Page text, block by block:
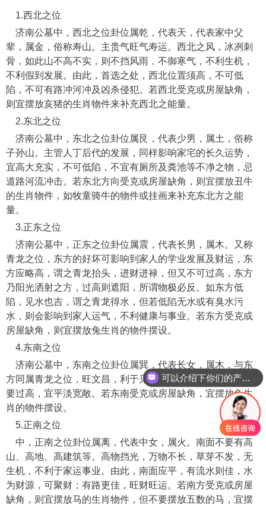
1.西北之位
济南公墓中，西北之位卦位属乾，代表天，代表家中父
辈，属金，俗称寿山。主贵气旺气寿运。西北之风，冰冽刺
骨，如此山不高不实，则不挡风雨，不御寒气，不利生机，
不利假到发展。由此，首选之处，西北位置须高，不可低
陷，不可有路冲河冲及凶杀侵犯。若西北受克或房屋缺角，
则宜摆放亥猪的生肖物件来补充西北之能量。
2.东北之位
济南公墓中，东北之位卦位属艮，代表少男，属土，俗称
子孙山。主管人丁后代的发展，同样影响家宅的长久运势，
宜高大充实，不可低陷，不宜有厕所及粪池等不净之物，忌
道路河流冲击。若东北方向受克或房屋缺角，则宜摆放丑牛
的生肖物件，如牧童骑牛的物件或挂画来补充东北方之能
量。
3.正东之位
济南公墓中，正东之位卦位属震，代表长男，属木。又称
青龙之位，东方的好坏可影响到家人的学业发展及财运，东
方应略高，谓之青龙抬头，进财进禄，但又不可过高，东方
乃阳光洒射之方，过高则遮阳，所谓物极必反。如东方低
陷，见水也吉，谓之青龙得水，但若低陷无水或有臭水污
水，则会影响到家人运气，不利健康与事业。若东方受克或
房屋缺角，则宜摆放兔生肖的物件摆设。
4.东南之位
济南公墓中，东南之位卦位属巽，代表长女，属木，与东
方同属青龙之位，旺文昌，利于见水，宜于做出水口，但不
要过高，宜平淡宽敞。若东南受克或房屋缺角，宜摆放兔生
肖的物件摆设。
5.正南之位
中，正南之位卦位属离，代表中女，属火。南面不要有高
山、高地、高建筑等。高物挡光，万物不长，草芽不发，无
生机，不利于家运事业。由此，南面应平，有流水则佳，水
为财源，可聚财；有路更佳，旺财旺运。若南方受克或房屋
缺角，则宜摆放马的生肖物件，但不要摆放五数的马，宜摆
可以介绍下你们的产品么